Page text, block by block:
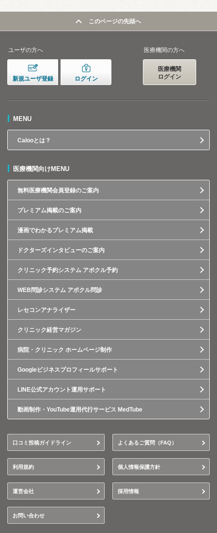
このページの先頭へ
ユーザの方へ
新規ユーザ登録 ログイン
医療機関の方へ
医療機関
ログイン
MENU
Calooとは？
医療機関向けMENU
無料医療機関会員登録のご案内
プレミアム掲載のご案内
漫画でわかるプレミアム掲載
ドクターズインタビューのご案内
クリニック予約システム アポクル予約
WEB問診システム アポクル問診
レセコンアナライザー
クリニック経営マガジン
病院・クリニック ホームページ制作
Googleビジネスプロフィールサポート
LINE公式アカウント運用サポート
動画制作・YouTube運用代行サービス MedTube
口コミ投稿ガイドライン よくあるご質問（FAQ）
利用規約 個人情報保護方針
運営会社 採用情報
お問い合わせ